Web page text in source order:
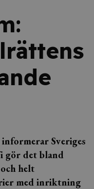
Sveriges
gör det bland
helt
med inriktning